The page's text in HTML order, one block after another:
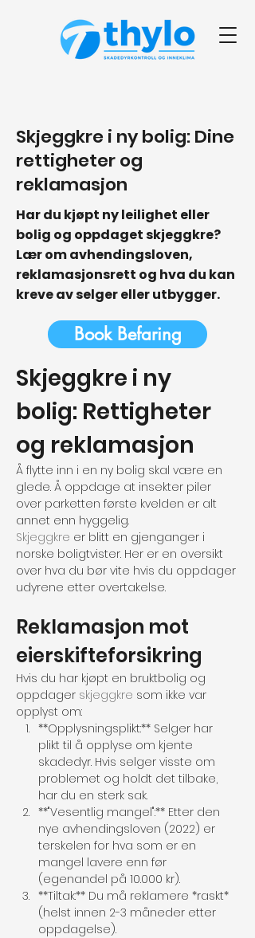
Skjeggkre i ny bolig: Dine
rettigheter og
reklamasjon
Har du kjøpt ny leilighet eller
bolig og oppdaget skjeggkre?
Lær om avhendingsloven,
reklamasjonsrett og hva du kan
kreve av selger eller utbygger.
Book Befaring
Skjeggkre i ny
bolig: Rettigheter
og reklamasjon
Å flytte inn i en ny bolig skal være en
glede. Å oppdage at insekter piler
over parketten første kvelden er alt
annet enn hyggelig.
Skjeggkre er blitt en gjenganger i
norske boligtvister. Her er en oversikt
over hva du bør vite hvis du oppdager
udyrene etter overtakelse.
Reklamasjon mot
eierskifteforsikring
Hvis du har kjøpt en bruktbolig og
oppdager skjeggkre som ikke var
opplyst om:
**Opplysningsplikt:** Selger har
plikt til å opplyse om kjente
skadedyr. Hvis selger visste om
problemet og holdt det tilbake,
har du en sterk sak.
**"Vesentlig mangel":** Etter den
nye avhendingsloven (2022) er
terskelen for hva som er en
mangel lavere enn før
(egenandel på 10.000 kr).
**Tiltak:** Du må reklamere *raskt*
(helst innen 2-3 måneder etter
oppdagelse).